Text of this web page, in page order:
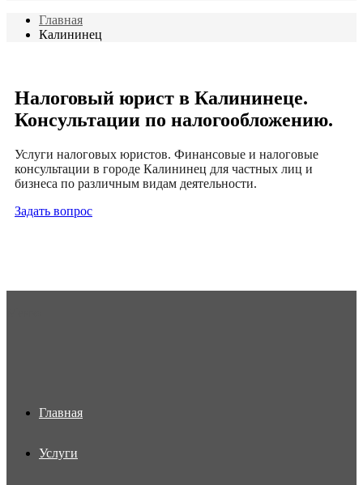
Главная
Калининец
Налоговый юрист в Калининеце.
Консультации по налогообложению.
Услуги налоговых юристов. Финансовые и налоговые
консультации в городе Калининец для частных лиц и
бизнеса по различным видам деятельности.
Задать вопрос
Главная
Услуги